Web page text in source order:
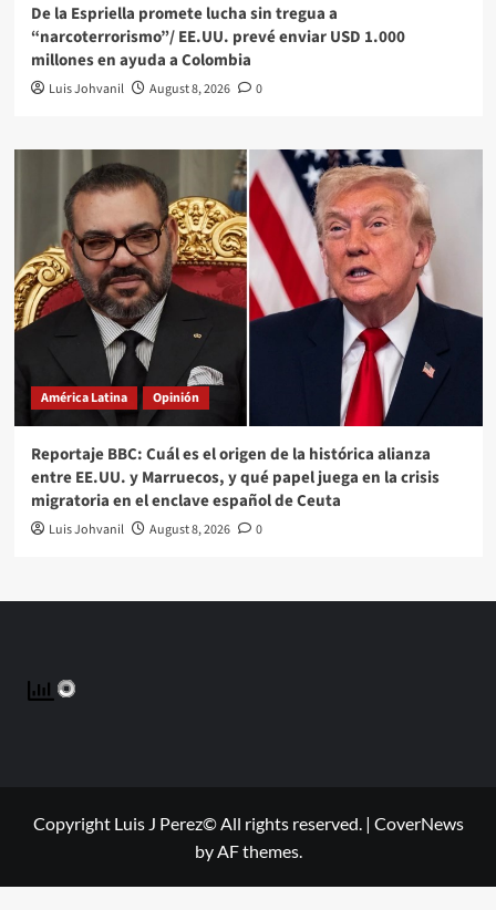
De la Espriella promete lucha sin tregua a
“narcoterrorismo”/ EE.UU. prevé enviar USD 1.000
millones en ayuda a Colombia
Luis Johvanil August 8, 2026 0
América Latina Opinión
Reportaje BBC: Cuál es el origen de la histórica alianza
entre EE.UU. y Marruecos, y qué papel juega en la crisis
migratoria en el enclave español de Ceuta
Luis Johvanil August 8, 2026 0
Copyright Luis J Perez© All rights reserved. | CoverNews
by AF themes.